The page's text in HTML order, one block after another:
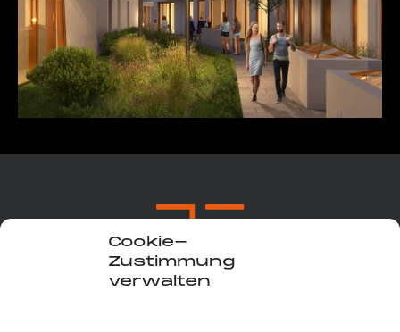
Cookie-
Zustimmung
verwalten